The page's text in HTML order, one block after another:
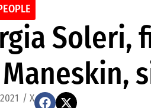
Soleri,
/ X